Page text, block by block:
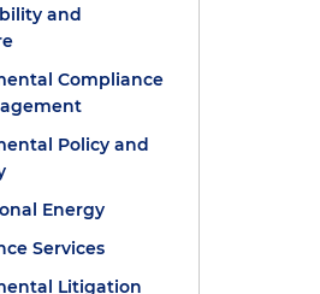
and
Compliance
Policy and
Energy
Services
Litigation